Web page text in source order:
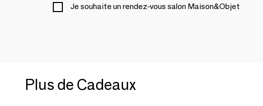
Je souhaite un rendez-vous salon Maison&Objet
Plus de Cadeaux